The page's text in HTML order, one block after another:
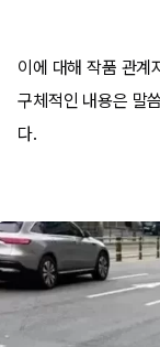
이에 대해 작품 관계
구체적인 내용은 말
다.